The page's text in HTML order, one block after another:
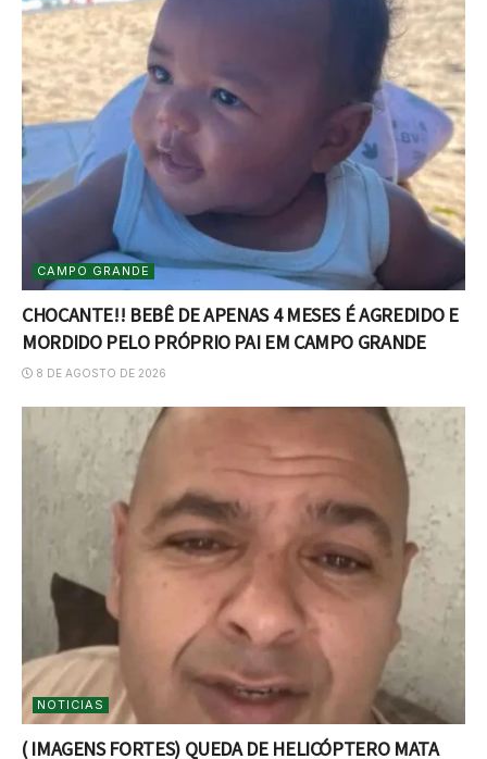
CAMPO GRANDE
CHOCANTE!! BEBÊ DE APENAS 4 MESES É AGREDIDO E
MORDIDO PELO PRÓPRIO PAI EM CAMPO GRANDE
8 DE AGOSTO DE 2026
NOTICIAS
( IMAGENS FORTES) QUEDA DE HELICÓPTERO MATA